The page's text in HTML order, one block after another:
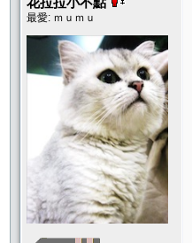
最愛: ｍｕｍｕ